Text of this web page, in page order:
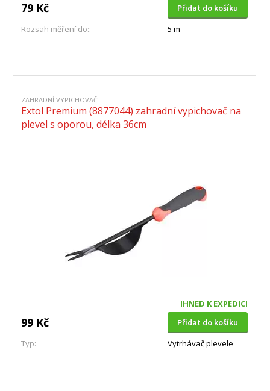
79 Kč
Přidat do košíku
Rozsah měření do::
5 m
ZAHRADNÍ VYPICHOVAČ
Extol Premium (8877044) zahradní vypichovač na
plevel s oporou, délka 36cm
IHNED K EXPEDICI
99 Kč
Přidat do košíku
Typ:
Vytrhávač plevele